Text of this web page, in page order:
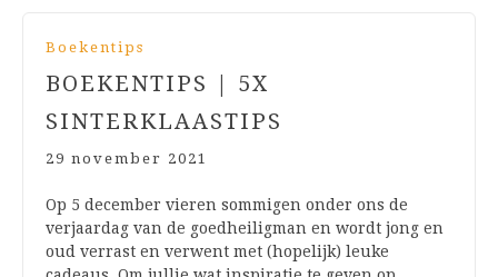
Boekentips
BOEKENTIPS | 5X
SINTERKLAASTIPS
29 november 2021
Op 5 december vieren sommigen onder ons de
verjaardag van de goedheiligman en wordt jong en
oud verrast en verwent met (hopelijk) leuke